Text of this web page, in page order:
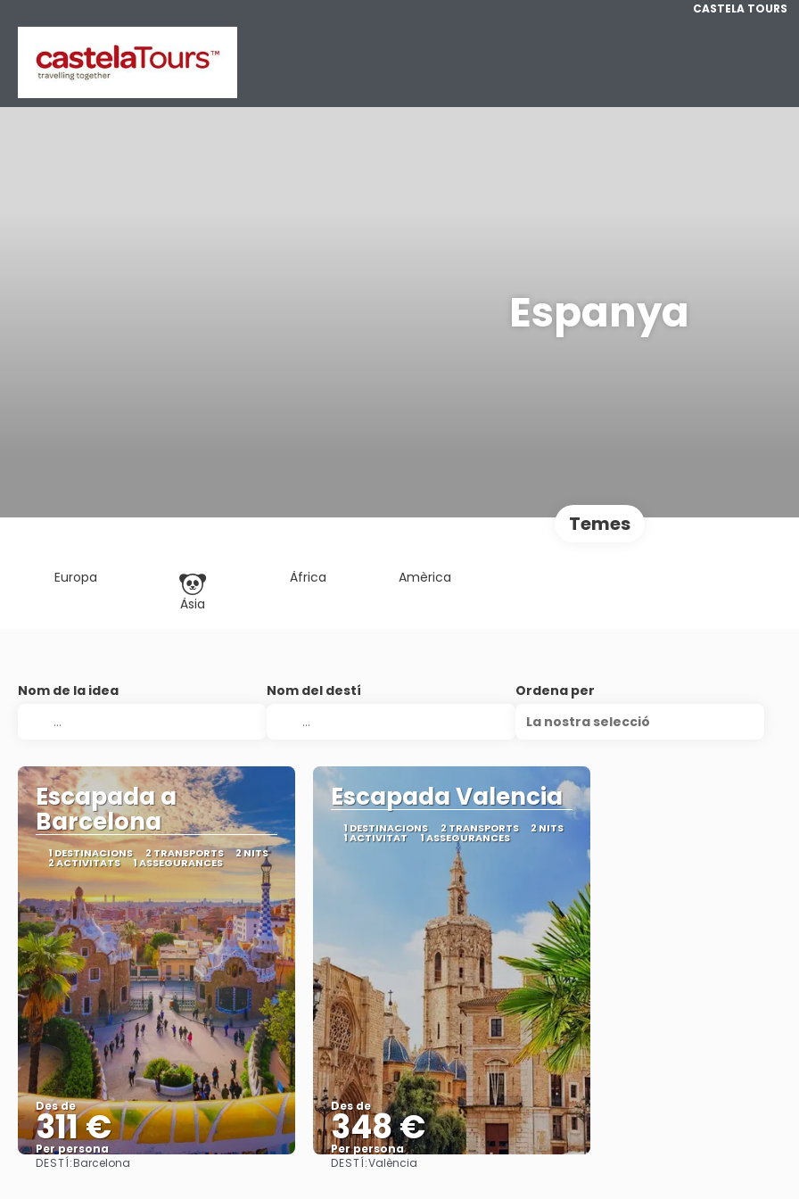
CASTELA TOURS
Espanya
Temes
Europa
Àsia
Àfrica Amèrica
Nom de la idea Nom del destí
Ordena per
La nostra selecció
Escapada a
Barcelona
1 DESTINACIONS 2 TRANSPORTS 2 NITS
2 ACTIVITATS 1 ASSEGURANCES
Des de
311 €
Per persona
DESTÍ:Barcelona
Escapada Valencia
1 DESTINACIONS 2 TRANSPORTS 2 NITS
1 ACTIVITAT 1 ASSEGURANCES
Des de
348 €
Per persona
DESTÍ:València